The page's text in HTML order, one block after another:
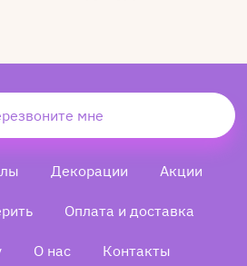
мне
Декорации Акции
Оплата и доставка
О нас Контакты